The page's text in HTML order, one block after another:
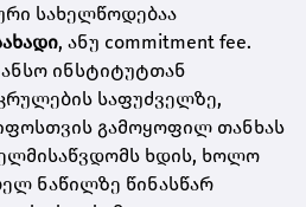
სახელწოდებაა
, ანუ commitment fee.
ინსტიტუტთან
საფუძველზე,
გამოყოფილ თანხას
ხდის, ხოლო
ნაწილზე წინასწარ